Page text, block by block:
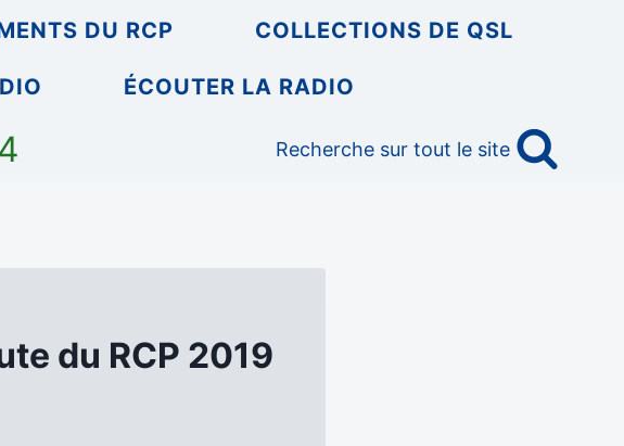
DU RCP COLLECTIONS DE QSL
ÉCOUTER LA RADIO
Recherche sur tout le site
du RCP 2019